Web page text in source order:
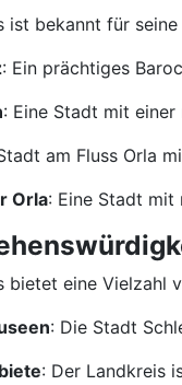
ist bekannt für
: Ein prächtiges
: Eine Stadt mit
am Fluss Orla
Orla: Eine Stadt mit
bietet eine Vielzahl
: Die Stadt
: Der Landkreis